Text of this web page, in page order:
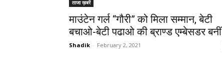
ताजा ख़बरें
माउंटेन गर्ल “गौरी” को मिला सम्मान, बेटी
बचाओ-बेटी पढाओ की ब्राण्ड एम्बेसडर बनीं
Shadik - February 2, 2021